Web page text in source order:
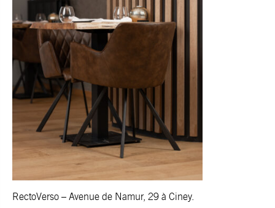
RectoVerso – Avenue de Namur, 29 à Ciney.